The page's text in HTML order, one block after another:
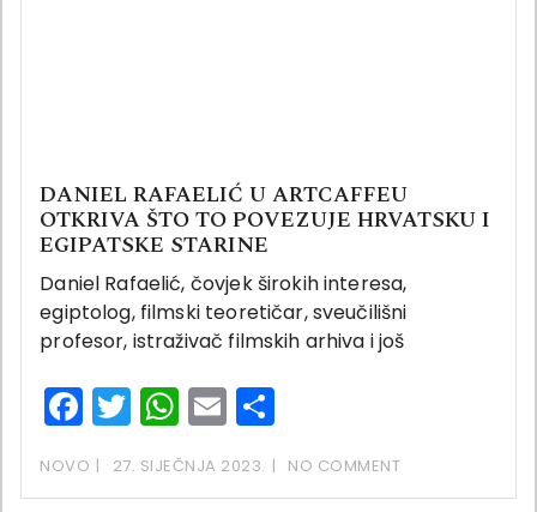
DANIEL RAFAELIĆ U ARTCAFFEU
OTKRIVA ŠTO TO POVEZUJE HRVATSKU I
EGIPATSKE STARINE
Daniel Rafaelić, čovjek širokih interesa,
egiptolog, filmski teoretičar, sveučilišni
profesor, istraživač filmskih arhiva i još
Facebook
Twitter
WhatsApp
Email
NOVO 27. SIJEČNJA 2023. NO COMMENT